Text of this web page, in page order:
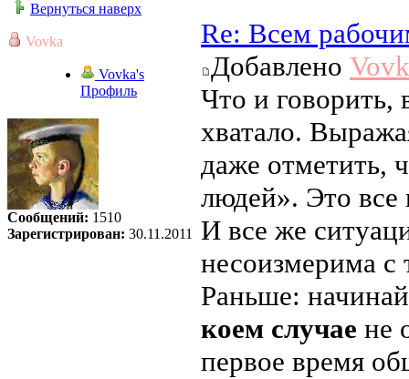
Вернуться наверх
Vovka
Vovka's
Профиль
Сообщений: 1510
Зарегистрирован: 30.11.2011
Re: Всем
Добавлено
Что и говорить,
хватало.
даже отметить,
людей». Это все
И все же
несоизмерима с
Раньше:
коем случае не
первое время